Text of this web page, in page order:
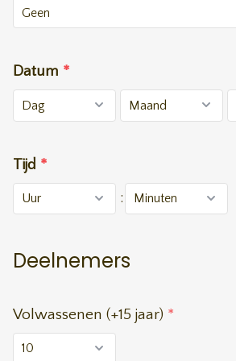
Datum *
Tijd *
Deelnemers
Volwassenen (+15 jaar) *